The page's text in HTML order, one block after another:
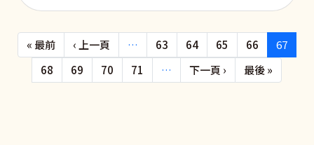
Pagination
« 最前First page
‹ 上一頁 Previous page
… 63 64 65 66
67
68
69 70 71 … 下一頁 › 下一頁最後 »